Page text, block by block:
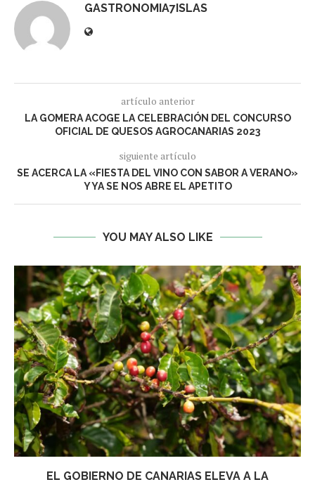
GASTRONOMIA7ISLAS
artículo anterior
LA GOMERA ACOGE LA CELEBRACIÓN DEL CONCURSO
OFICIAL DE QUESOS AGROCANARIAS 2023
siguiente artículo
SE ACERCA LA «FIESTA DEL VINO CON SABOR A VERANO»
Y YA SE NOS ABRE EL APETITO
YOU MAY ALSO LIKE
EL GOBIERNO DE CANARIAS ELEVA A LA